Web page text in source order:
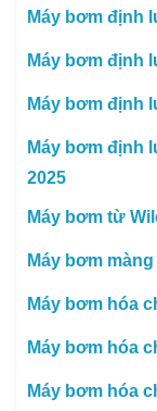
Máy bơm định
Máy bơm định
Máy bơm định
Máy bơm định
2025
Máy bơm từ
Máy bơm
Máy bơm hóa
Máy bơm hóa
Máy bơm hóa